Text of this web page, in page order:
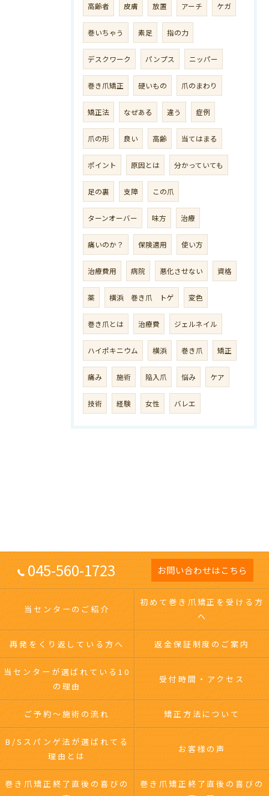
高齢者 皮膚 放置 アーチ ケガ
巻いちゃう 素足 指の力
デスクワーク パンプス ニッパー
巻き爪矯正 硬いもの 爪のまわり
矯正法 なぜある 違う 症例
爪の形 良い 高齢 当てはまる
ポイント 原因とは 分かっていても
足の裏 支障 この爪
ターンオーバー 味方 治療
痛いのか？ 保険適用 使い方
治療費用 病院 悪化させない 資格
薬 横浜 巻き爪 トゲ 変色
巻き爪とは 治療費 ジェルネイル
ハイポキニウム 横浜 巻き爪 矯正
痛み 施術 陥入爪 悩み ケア
技術 経験 女性 バレエ
045-560-1723 お問い合わせはこちら
当センターのご紹介
初めて巻き爪矯正を受ける方
へ
再発をくり返している方へ 返金保証制度のご案内
当センターが選ばれている10
の理由
受付時間・アクセス
ご予約～施術の流れ 矯正方法について
B/Sスパンゲ法が選ばれてる
理由とは
お客様の声
巻き爪矯正終了直後の喜びの
巻き爪矯正終了直後の喜びの